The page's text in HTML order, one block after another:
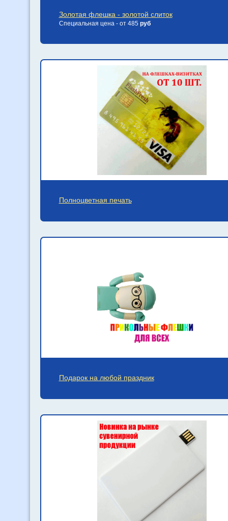
Золотая флешка - золотой слиток
Специальная цена - от 485 руб
Полноцветная печать
Подарок на любой праздник